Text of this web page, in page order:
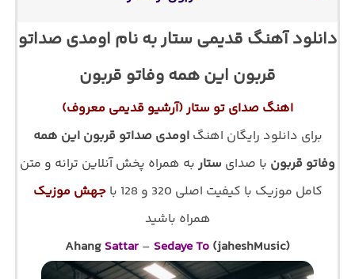
دانلود آهنگ قدیمی ستار به نام اومدی صداتو
قربون این همه وفاتو قربون
اهنگ صدای تو ستار (آرشیو قدیمی معروف)
برای دانلود رایگان اهنگاومدی صداتو قربون این همه
وفاتو قربون با صدای ستار به همراه پخش آنلاین ترانه و متن
کامل موزیک با کیفیت اصلی 320 و 128 با
جهش موزیک
همراه باشید
Ahang Sattar – Sedaye To (jaheshMusic)